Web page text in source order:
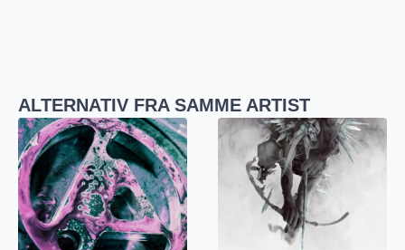
ALTERNATIV FRA SAMME ARTIST